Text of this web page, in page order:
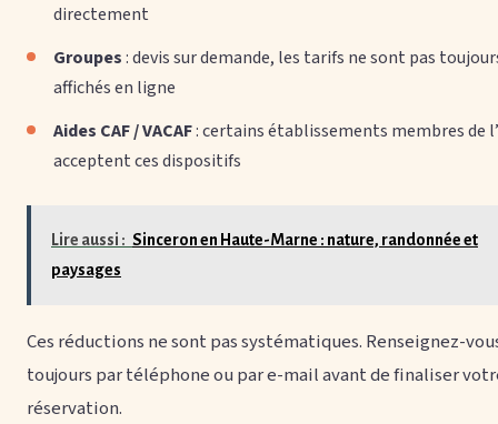
directement
Groupes: devis sur demande, les tarifs ne sont pas
affichés en ligne
Aides CAF / VACAF: certains établissements membres de
acceptent ces dispositifs
Lire aussi : Sinceron en Haute-Marne : nature, randonnée et
paysages
Ces réductions ne sont pas systématiques. Renseignez-
toujours par téléphone ou par e-mail avant de finaliser
réservation.